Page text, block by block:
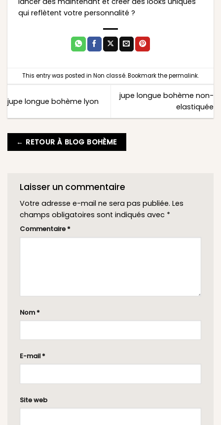
qui reflètent votre personnalité ?
This entry was posted in Non classé. Bookmark thepermalink.
jupe longue bohème lyon
jupe longue bohème non-
elastiquée
← RETOUR À BLOG BOHÈME
Laisser un commentaire
Votre adresse e-mail ne sera pas publiée. Les
champs obligatoires sont indiqués avec *
Commentaire *
Nom *
E-mail *
Site web